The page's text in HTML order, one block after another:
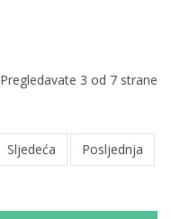
Pregledavate 3 od 7 strane
Sljedeća Posljednja